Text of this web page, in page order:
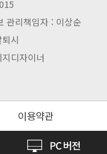
리책임자 : 이상순
시
디자이너
이용약관